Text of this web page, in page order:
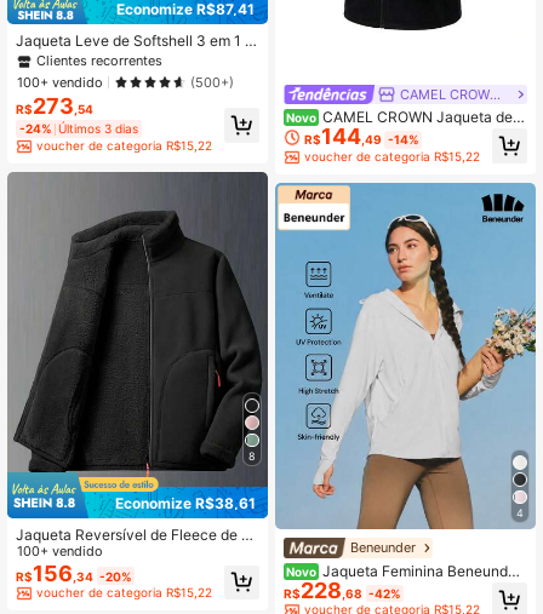
Economize R$87,41
Jaqueta Leve de Softshell 3 em 1 p
ara Mulheres com Forro Térmico, In
verno, Esqui, Preta, Esportiva
Clientes recorrentes
100+ vendido
(500+)
R$273 ,54
-24% Últimos 3 dias
voucher de categoria R$15,22
8
Economize R$38,61
Jaqueta Reversível de Fleece de C
oral Feminina, Forrada com Sherpa
Quente, Esqui Preto Esportivo
100+ vendido
R$156 ,34 -20%
voucher de categoria R$15,22
CAMEL CROWN Flagship Store
Novo CAMEL CROWN Jaqueta de F
leece Feminina, Gola Alta, Zíper Co
mpleto, Macia e Aconchegante, Ja
queta para Uso Externo, Casual, Ca
minhada e Esportes
R$144,49 -14%
voucher de categoria R$15,22
4
Beneunder
Novo Jaqueta Feminina Beneunder
com Proteção Solar e Resfriamento
(Ajuste Solto) AL010
R$228 ,68 -42%
voucher de categoria R$15,22